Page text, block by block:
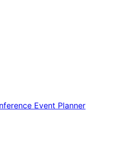
Event Planner